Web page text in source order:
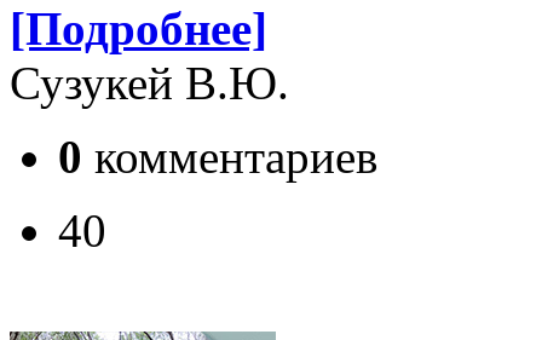
[Подробнее]
Сузукей В.Ю.
0 комментариев
40